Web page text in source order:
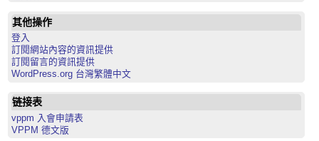
其他操作
登入
訂閱網站內容的資訊提供
訂閱留言的資訊提供
WordPress.org 台灣繁體中文
链接表
vppm 入會申請表
VPPM 德文版